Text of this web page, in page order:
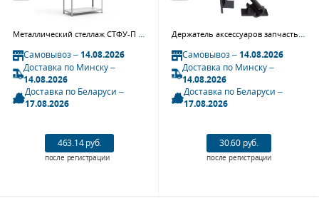
Металлический стеллаж СТФУ-П 1064-3.0
Самовывоз –14.08.2026
Доставка по Минску –
14.08.2026
Доставка по Беларуси –
17.08.2026
463.14 руб.
после регистрации
Держатель аксессуаров запчасть для WS6 (new) NORDBERG WS6#GHNEW
Самовывоз –14.08.2026
Доставка по Минску –
14.08.2026
Доставка по Беларуси –
17.08.2026
30.60 руб.
после регистрации